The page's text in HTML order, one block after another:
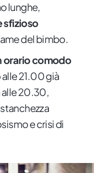
lunghe,
sfizioso
del bimbo.
orario comodo
21.00 già
alle 20.30,
e crisi di